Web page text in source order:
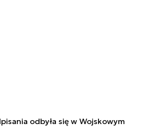
odbyła się w Wojskowym